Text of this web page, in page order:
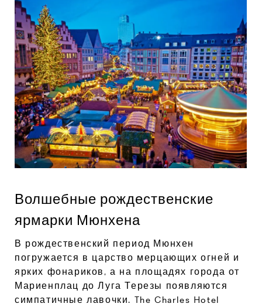
Волшебные рождественские
ярмарки Мюнхена
В рождественский период Мюнхен
погружается в царство мерцающих огней и
ярких фонариков, а на площадях города от
Мариенплац до Луга Терезы появляются
симпатичные лавочки. The Charles Hotel